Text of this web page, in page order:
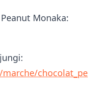
Monaka:
chocolat_pe